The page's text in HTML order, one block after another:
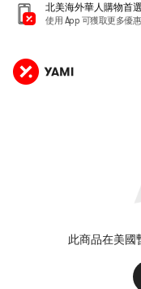
北美海外華人購物首選
使用 App 可獲取更多優
此商品在美國